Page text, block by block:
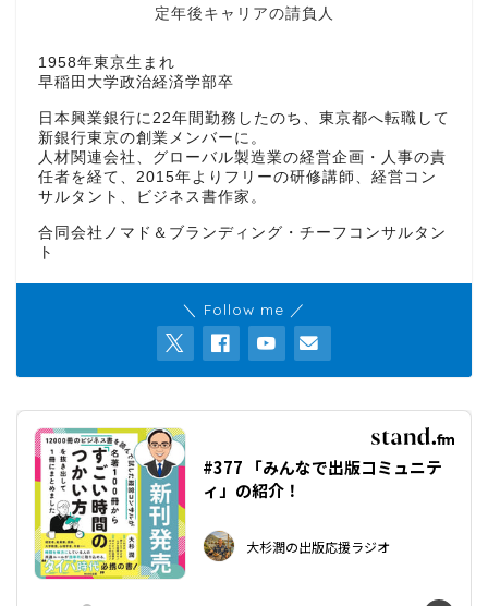
定年後キャリアの請負人
1958年東京生まれ
早稲田大学政治経済学部卒
日本興業銀行に22年間勤務したのち、東京都へ転職して
新銀行東京の創業メンバーに。
人材関連会社、グローバル製造業の経営企画・人事の責
任者を経て、2015年よりフリーの研修講師、経営コン
サルタント、ビジネス書作家。
合同会社ノマド＆ブランディング・チーフコンサルタン
ト
＼ Follow me ／